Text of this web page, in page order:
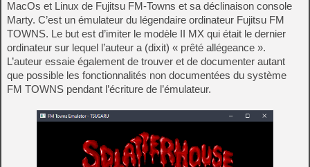
MacOs et Linux de Fujitsu FM-Towns et sa déclinaison console
Marty. C’est un émulateur du légendaire ordinateur Fujitsu FM
TOWNS. Le but est d’imiter le modèle II MX qui était le dernier
ordinateur sur lequel l’auteur a (dixit) « prêté allégeance ».
L’auteur essaie également de trouver et de documenter autant
que possible les fonctionnalités non documentées du système
FM TOWNS pendant l’écriture de l’émulateur.